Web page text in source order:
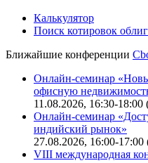
IT-аккредитация
Поиск котировок
Ближайшие конференции
Онлайн-семинар
офисную
11.08.2026, 16:30-18:00